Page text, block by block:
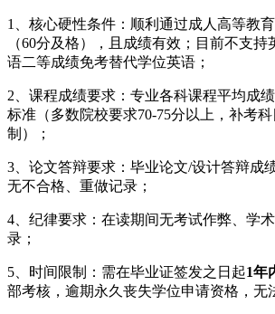
1、核心硬性条件：顺利通过成人高等教
（60分及格），且成绩有效；目前不支
语二等成绩免考替代学位英语；
2、课程成绩要求：专业各科课程平均成
标准（多数院校要求70-75分以上，补考
制）；
3、论文答辩要求：毕业论文/设计答辩成
无不合格、重做记录；
4、纪律要求：在读期间无考试作弊、学
录；
5、时间限制：需在毕业证签发之日起1年
部考核，逾期永久丧失学位申请资格，无